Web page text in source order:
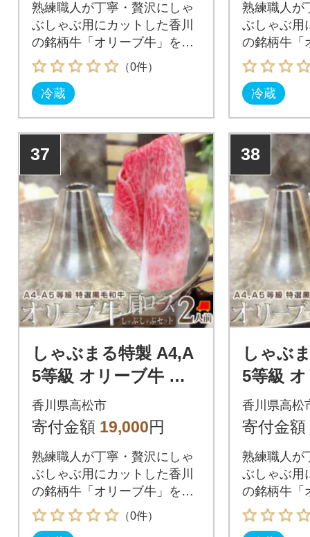
熟練職人が丁寧・贅沢にしゃ
ぶしゃぶ用にカットした香川
の銘柄牛「オリーブ牛」を贅
沢にしゃぶしゃぶで!
（0件）
冷蔵
熟練職人が
ぶしゃぶ用
の銘柄牛「
沢にしゃぶ
冷蔵
37
しゃぶまる特製 A4,A
5等級 オリーブ牛 肩
ロース しゃぶしゃぶ
2人前 野菜・讃岐うど
香川県高松市
寄付金額 19,000円
熟練職人が丁寧・贅沢にしゃ
ぶしゃぶ用にカットした香川
の銘柄牛「オリーブ牛」を贅
沢にしゃぶしゃぶで!
（0件）
38
しゃぶ
5等級
ロース
4人前
香川県高松
寄付金額
熟練職人が
ぶしゃぶ用
の銘柄牛「
沢にしゃぶ